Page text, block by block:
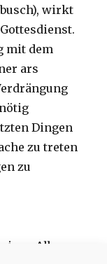
wirkt
mit dem
ars
Dingen
zu treten
zu
Album